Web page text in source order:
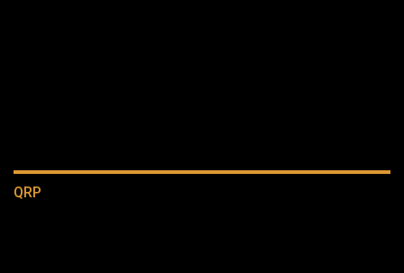
QRP